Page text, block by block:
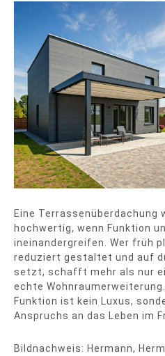
Eine Terrassenüberdachung
hochwertig, wenn Funktion
ineinandergreifen. Wer früh
reduziert gestaltet und auf
setzt, schafft mehr als nur
echte
Funktion ist kein Luxus,
Anspruchs an das Leben im
Bildnachweis: Hermann,